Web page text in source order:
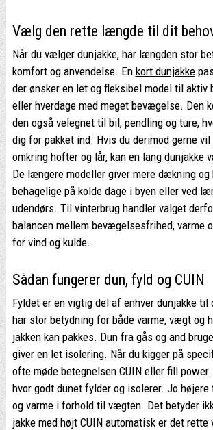
Vælg den rette længde til dit
Når du vælger dunjakke, har længden stor
komfort og anvendelse. En kort dunjakke
der ønsker en let og fleksibel model til aktiv
eller hverdage med meget bevægelse. Den
den også velegnet til bil, pendling og ture,
dig for pakket ind. Hvis du derimod gerne vil
omkring hofter og lår, kan en lang dunjakke
De længere modeller giver mere dækning
behagelige på kolde dage i byen eller ved
udendørs. Til vinterbrug handler valget
balancen mellem bevægelsesfrihed, varme
for vind og kulde.
Sådan fungerer dun, fyld og CUIN
Fyldet er en vigtig del af enhver dunjakke til
har stor betydning for både varme, vægt og
jakken kan pakkes. Dun fra gås og and
giver en let isolering. Når du kigger på
ofte møde betegnelsen CUIN eller fill
hvor godt dunet fylder og isolerer. Jo
og varme i forhold til vægten. Det betyder
jakke med højt CUIN automatisk er det rette